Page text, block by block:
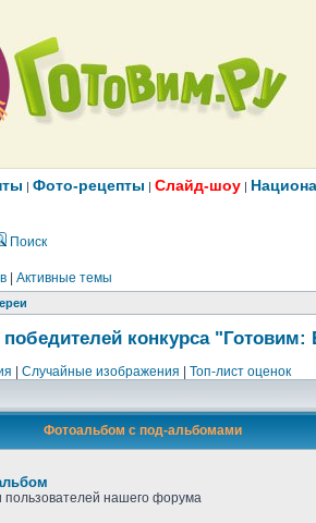
| Фото-рецепты | Слайд-шоу |
Поиск
Активные темы
конкурса
Случайные изображения Топ-лист оценок
Фотоальбом с под-альбомами
пользователей нашего форума